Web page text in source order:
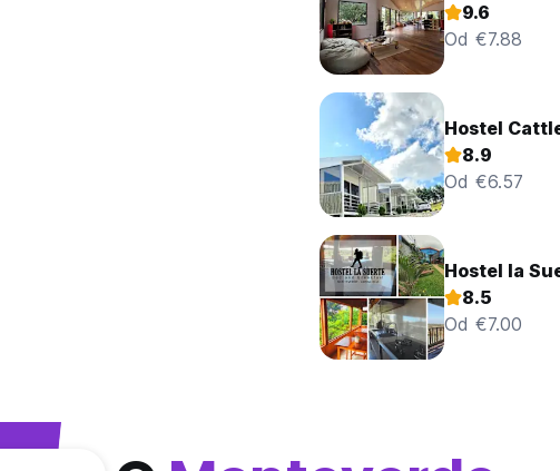
9.6
Od €7.88
Hostel
8.9
Od €6.57
Hostel la
8.5
Od €7.00